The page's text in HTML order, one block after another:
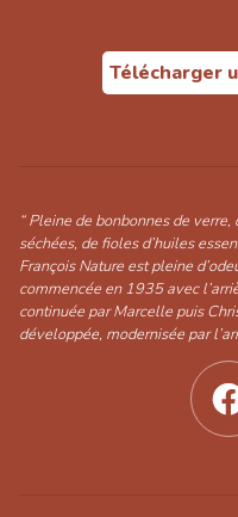
Télécharger
“ Pleine de bonbonnes de
séchées, de fioles d’huiles
François Nature est pleine
commencée en 1935 avec
continuée par Marcelle puis
développée, modernisée par